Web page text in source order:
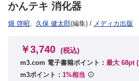
かんテキ 消化器
畑 啓昭, 久保 健太郎(編集) / メディカ出版
￥3,740 (税込)
m3.com 電子書籍ポイント： 最大 68pt (
m3ポイント： 1%相当